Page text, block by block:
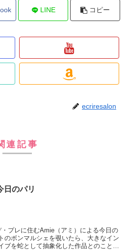
LINE コピー
ecriresalon
連記事
日のパリ
プレに住むAmie（アミ）による今日の
のボンマルシェを覗いたら、大きなイン
ブを蛇として抽象化した作品とのこと。